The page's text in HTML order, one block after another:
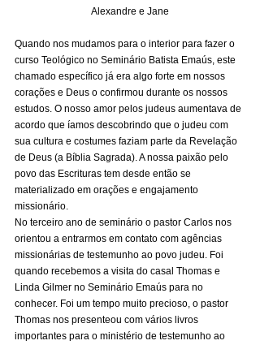
Alexandre e Jane
Quando nos mudamos para o interior para fazer o
curso Teológico no Seminário Batista Emaús, este
chamado específico já era algo forte em nossos
corações e Deus o confirmou durante os nossos
estudos. O nosso amor pelos judeus aumentava de
acordo que íamos descobrindo que o judeu com
sua cultura e costumes faziam parte da Revelação
de Deus (a Bíblia Sagrada). A nossa paixão pelo
povo das Escrituras tem desde então se
materializado em orações e engajamento
missionário.
No terceiro ano de seminário o pastor Carlos nos
orientou a entrarmos em contato com agências
missionárias de testemunho ao povo judeu. Foi
quando recebemos a visita do casal Thomas e
Linda Gilmer no Seminário Emaús para no
conhecer. Foi um tempo muito precioso, o pastor
Thomas nos presenteou com vários livros
importantes para o ministério de testemunho ao